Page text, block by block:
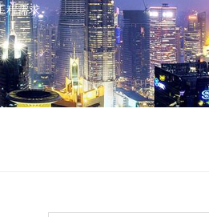
程需求